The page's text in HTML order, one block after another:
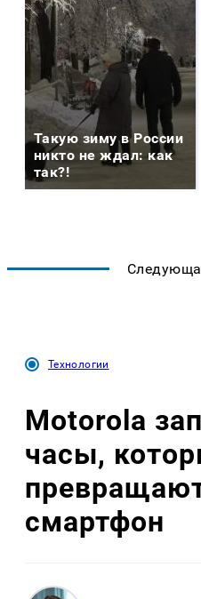
Такую зиму в России
никто не ждал: как
так?!
Технологии
Motorola
часы,
смартфон